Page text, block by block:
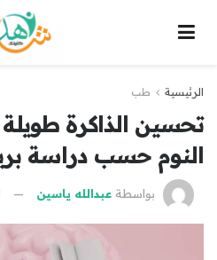
الرئيسية طب
تحسين الذاكرة طويلة
النوم حسب دراسة
بواسطة عبدالله ياسين